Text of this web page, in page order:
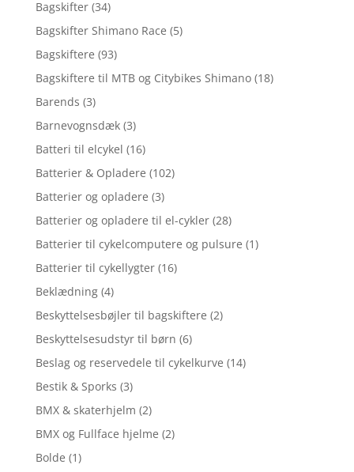
Bagskifter (34)
Bagskifter Shimano Race (5)
Bagskiftere (93)
Bagskiftere til MTB og Citybikes Shimano (18)
Barends (3)
Barnevognsdæk (3)
Batteri til elcykel (16)
Batterier & Opladere (102)
Batterier og opladere (3)
Batterier og opladere til el-cykler (28)
Batterier til cykelcomputere og pulsure (1)
Batterier til cykellygter (16)
Beklædning (4)
Beskyttelsesbøjler til bagskiftere (2)
Beskyttelsesudstyr til børn (6)
Beslag og reservedele til cykelkurve (14)
Bestik & Sporks (3)
BMX & skaterhjelm (2)
BMX og Fullface hjelme (2)
Bolde (1)